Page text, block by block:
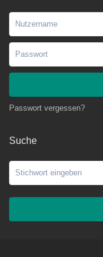
Passwort vergessen?
Suche